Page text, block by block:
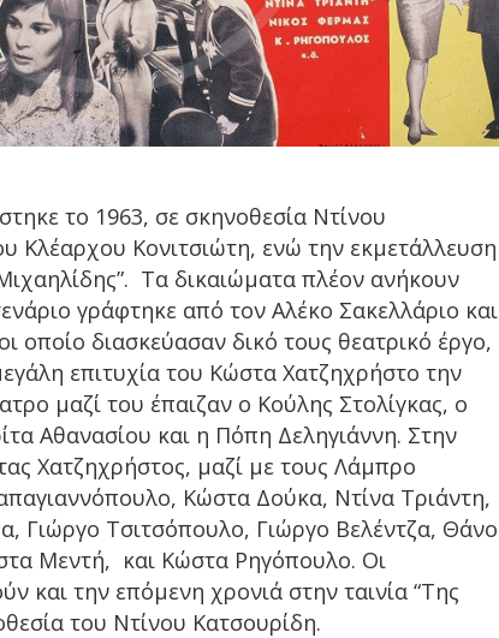
το 1963, σε σκηνοθεσία Ντίνου
Κλέαρχου Κονιτσιώτη, ενώ την εκμετάλλευση
Τα δικαιώματα πλέον ανήκουν
γράφτηκε από τον Αλέκο Σακελλάριο και
οποίο διασκεύασαν δικό τους θεατρικό έργο,
επιτυχία του Κώστα Χατζηχρήστο την
μαζί του έπαιζαν ο Κούλης Στολίγκας, ο
Αθανασίου και η Πόπη Δεληγιάννη. Στην
Χατζηχρήστος, μαζί με τους Λάμπρο
Κώστα Δούκα, Ντίνα Τριάντη,
Γιώργο Τσιτσόπουλο, Γιώργο Βελέντζα, Θάνο
Μεντή, και Κώστα Ρηγόπουλο. Οι
και την επόμενη χρονιά στην ταινία “Της
του Ντίνου Κατσουρίδη.